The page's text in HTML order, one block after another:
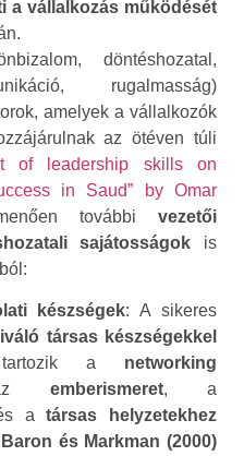
a vállalkozás működését
döntéshozatal,
rugalmasság)
amelyek a vállalkozók
az ötéven túli
of leadership skills on
in Saud” by Omar
továbbivezetői
sajátosságok is
készségek: A sikeres
társas készségekkel
a networking
emberismeret, a
atársas helyzetekhez
Baron és Markman (2000)